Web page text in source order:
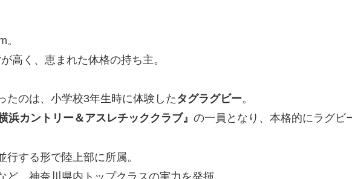
高く、恵まれた体格の持ち主。
たのは、小学校3年生時に体験した タグラグビー。
横浜カントリー＆アスレチッククラブ』 の一員となり、本格的にラグビ
する形で陸上部に所属。
、神奈川県内トップクラスの実力を発揮。